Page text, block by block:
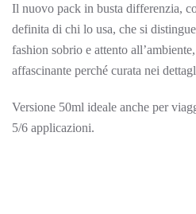
Il nuovo pack in busta differenzia,
definita di chi lo usa, che si
fashion sobrio e attento
affascinante perché curata nei
Versione 50ml ideale anche per
5/6 applicazioni.